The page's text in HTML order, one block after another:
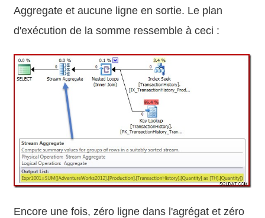
Aggregate et aucune ligne en sortie. Le plan
d'exécution de la somme ressemble à ceci :
Encore une fois, zéro ligne dans l'agrégat et zéro